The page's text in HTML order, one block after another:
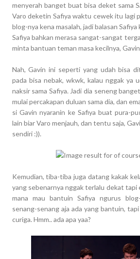
menyerah banget buat bisa deket sama
Varo deketin Safiya waktu cewek itu lagi
blog-nya kena masalah, jadi balasan
Safiya bahkan merasa sangat-sangat
minta bantuan teman masa kecilnya,
Nah, Gavin ini seperti yang udah bisa
pada bisa nebak, wkwk, kalau nggak ya
naksir sama Safiya. Jadi dia seneng
mulai percakapan duluan sama dia, dan
si Gavin nyaranin ke Safiya buat pura-
lain biar Varo menjauh, dan tentu saja,
sendiri :)).
Kemudian, tiba-tiba juga datang kakak
yang sebenarnya nggak terlalu dekat tapi
mana mau bantuin Safiya ngurus
senang-senang aja ada yang bantuin,
curiga. Hmm.. ada apa yaa?